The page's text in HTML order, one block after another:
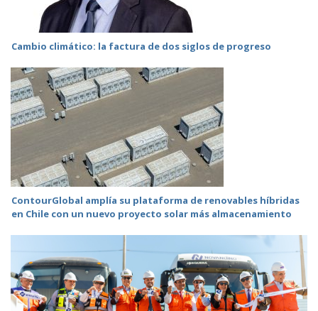
Cambio climático: la factura de dos siglos de progreso
ContourGlobal amplía su plataforma de renovables híbridas
en Chile con un nuevo proyecto solar más almacenamiento